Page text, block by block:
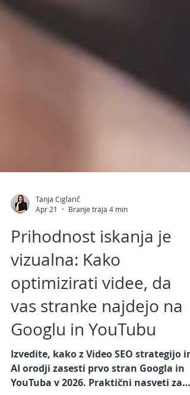
Tanja Ciglarič
Apr 21
Branje traja 4 min
Prihodnost iskanja je
vizualna: Kako
optimizirati videe, da
vas stranke najdejo na
Googlu in YouTubu